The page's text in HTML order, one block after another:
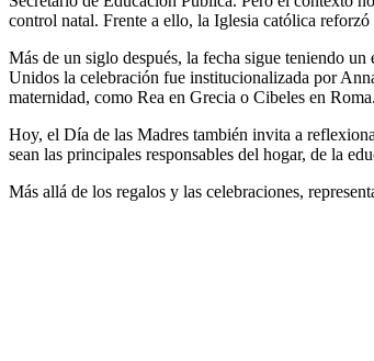
control natal. Frente a ello, la Iglesia católica
Más de un siglo después, la fecha sigue teniendo
Unidos la celebración fue institucionalizada por
maternidad, como Rea en Grecia o Cibeles en Roma.
Hoy, el Día de las Madres también invita a
sean las principales responsables del hogar, de la
Más allá de los regalos y las celebraciones,